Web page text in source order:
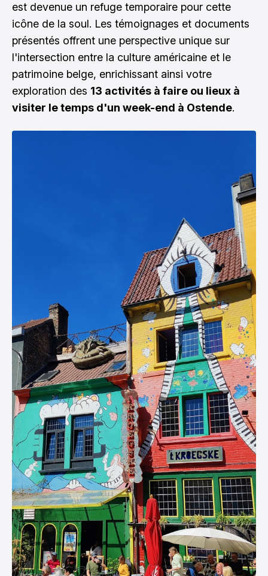
est devenue un refuge temporaire pour cette
icône de la soul. Les témoignages et documents
présentés offrent une perspective unique sur
l'intersection entre la culture américaine et le
patrimoine belge, enrichissant ainsi votre
exploration des 13 activités à faire ou lieux à
visiter le temps d'un week-end à Ostende.